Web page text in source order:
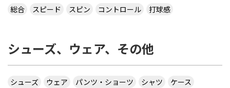
総合
スピード スピン コントロール 打球感
シューズ、ウェア、その他
シューズ ウェア パンツ・ショーツ シャツ
ケース